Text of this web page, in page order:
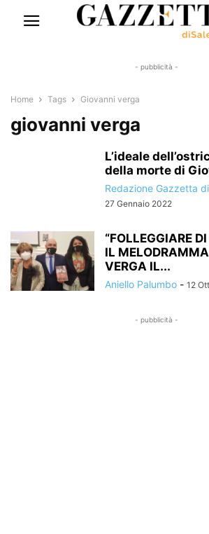
- pubblicità -
Home Tags Giovanni verga
giovanni verga
L’ideale
della morte di
Redazione Gazzetta
27 Gennaio 2022
“FOLLEGGIARE
IL
VERGA IL...
Aniello Palumbo - 12
- pubblicità -